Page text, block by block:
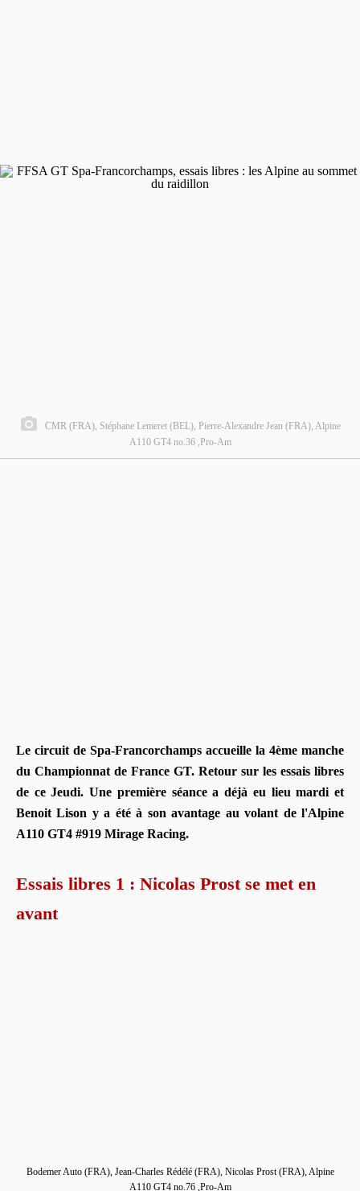
CMR (FRA), Stéphane Lemeret (BEL), Pierre-Alexandre Jean (FRA), Alpine
A110 GT4 no.36 ,Pro-Am
Le circuit de Spa-Francorchamps accueille la 4ème manche
du Championnat de France GT. Retour sur les essais libres
de ce Jeudi. Une première séance a déjà eu lieu mardi et
Benoit Lison y a été à son avantage au volant de l'Alpine
A110 GT4 #919 Mirage Racing.
Essais libres 1 : Nicolas Prost se met en
avant
Bodemer Auto (FRA), Jean-Charles Rédélé (FRA), Nicolas Prost (FRA), Alpine
A110 GT4 no.76 ,Pro-Am